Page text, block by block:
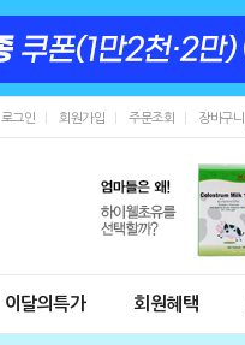
로그인 회원가입 주문조회 장바구니
이달의특가 회원혜택